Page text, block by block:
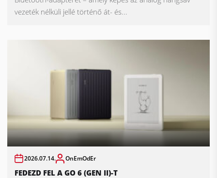
vezeték nélküli jellé történő át- és...
2026.07.14. OnEmOdEr
FEDEZD FEL A GO 6 (GEN II)-T